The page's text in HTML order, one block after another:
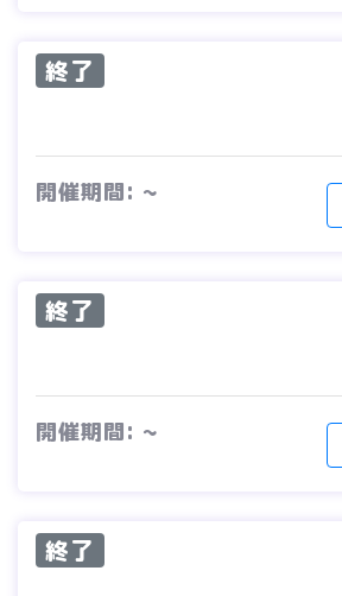
終了
開催期間: ~
終了
開催期間: ~
終了